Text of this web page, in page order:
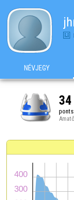
NÉVJEGY
34